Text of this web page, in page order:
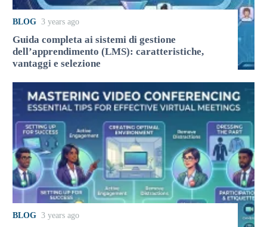
BLOG 3 years ago
Guida completa ai sistemi di gestione
dell’apprendimento (LMS): caratteristiche,
vantaggi e selezione
BLOG 3 years ago